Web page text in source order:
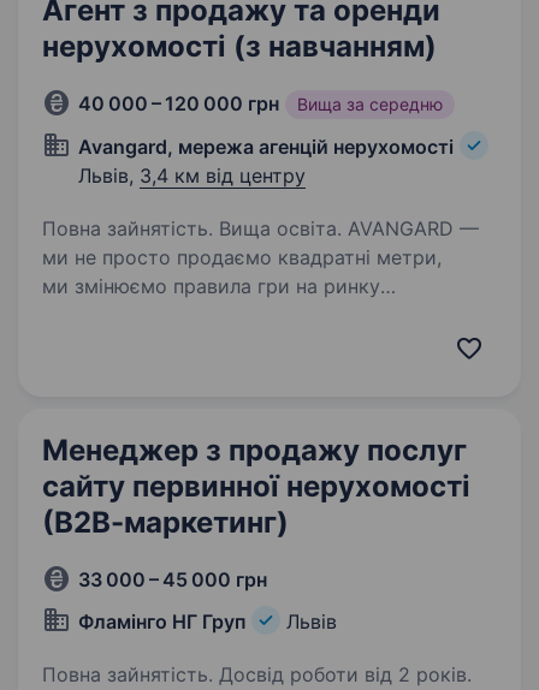
Агент з продажу та оренди
нерухомості (з навчанням)
40 000 – 120 000 грн Вища за середню
Avangard, мережа агенцій нерухомості
Львів, 3,4 км від центру
Повна зайнятість. Вища освіта. AVANGARD —
ми не просто продаємо квадратні метри,
ми змінюємо правила гри на ринку
розвиваємось і працюємо у 9 містах України:
Менеджер з продажу послуг
сайту первинної нерухомості
(В2В-маркетинг)
33 000 – 45 000 грн
Фламінго НГ Груп
Львів
Повна зайнятість. Досвід роботи від 2 років.